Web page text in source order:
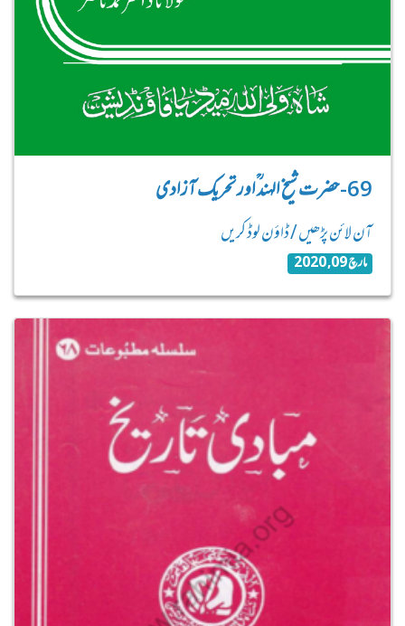
69-حضرت شیخ الہند ؒاور تحریک آزادی
آن لائن پڑھیں / ڈاؤن لوڈ کریں
مارچ 09, 2020